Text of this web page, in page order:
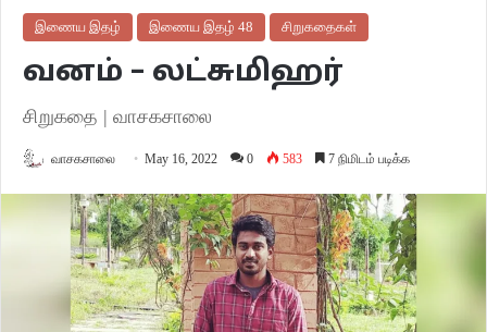
இணைய இதழ் இணைய இதழ் 48 சிறுகதைகள்
வனம் – லட்சுமிஹர்
சிறுகதை | வாசகசாலை
வாசகசாலை May 16, 2022 0 583 7 நிமிடம் படிக்க